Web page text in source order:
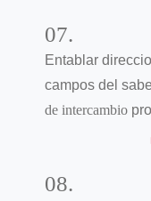
07.
Entablar
campos del
de intercambio
08.